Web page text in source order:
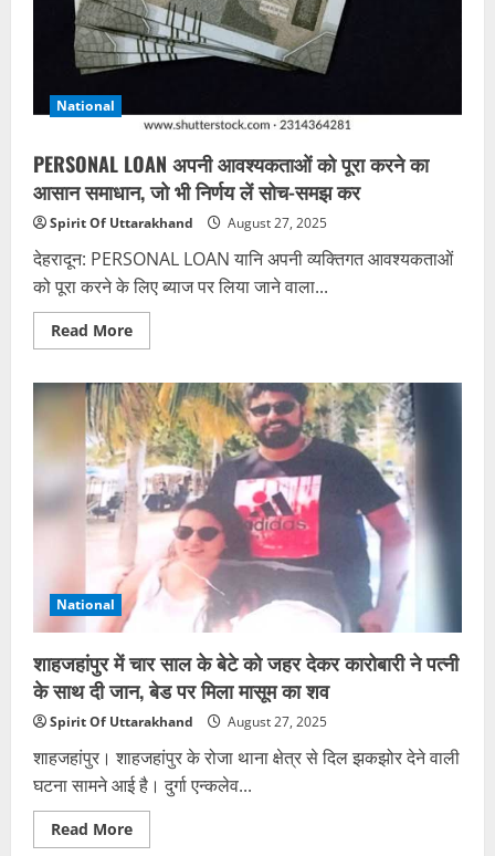
National
PERSONAL LOAN अपनी आवश्यकताओं को पूरा करने का
आसान समाधान, जो भी निर्णय लें सोच-समझ कर
Spirit Of Uttarakhand August 27, 2025
देहरादून: PERSONAL LOAN यानि अपनी व्यक्तिगत आवश्यकताओं
को पूरा करने के लिए ब्याज पर लिया जाने वाला...
Read MoreRead
more
LOAN
अपनी
आवश्यकताओं
को
पूरा
करने
का
आसान
समाधान,
जो
भी
निर्णय
लें
सोच-
समझ
National
शाहजहांपुर में चार साल के बेटे को जहर देकर कारोबारी ने पत्नी
के साथ दी जान, बेड पर मिला मासूम का शव
Spirit Of Uttarakhand August 27, 2025
शाहजहांपुर। शाहजहांपुर के रोजा थाना क्षेत्र से दिल झकझोर देने वाली
घटना सामने आई है। दुर्गा एन्कलेव...
Read MoreRead
more